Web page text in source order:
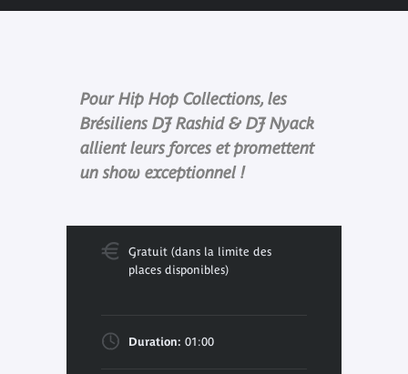
Pour Hip Hop Collections, les
Brésiliens DJ Rashid & DJ Nyack
allient leurs forces et promettent
un show exceptionnel !
Gratuit (dans la limite des
places disponibles)
Duration: 01:00